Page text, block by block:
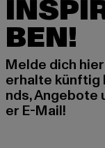
BEN!
Melde dich
erhalte künftig
nds, Angebote
er E-Mail!